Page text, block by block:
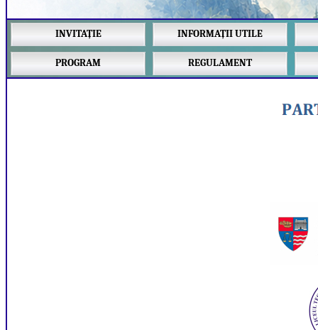
INVITAȚIE INFORMAȚII UTILE
PROGRAM REGULAMENT